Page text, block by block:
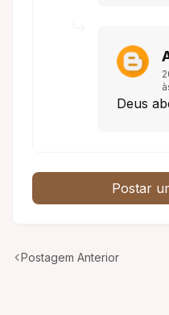
Deus
Postar
Postagem Anterior